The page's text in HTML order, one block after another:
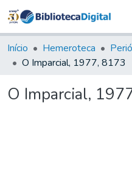
&
Início Hemeroteca
O Imparcial, 1977, 8173
O Imparcial,